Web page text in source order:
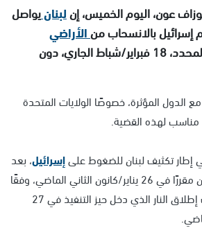
عون، اليوم الخميس، إنلبنانيواصل
إسرائيل بالانسحاب منالأراضي
في الموعد المحدد، 18 فبراير/شباط الجاري، دون
الدول المؤثرة، خصوصًا الولايات المتحدة
لهذه القضية.
إطار تكثيف لبنان للضغوط علىإسرائيل، بعد
تأجيل الانسحاب الذي كان مقررًا في 26 يناير/كانون الثاني الماضي، وفقًا
لما نص عليه اتفاق وقف إطلاق النار الذي دخل حيز التنفيذ في 27